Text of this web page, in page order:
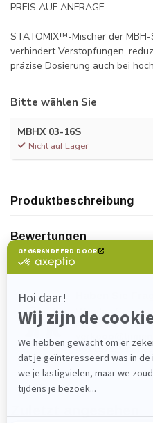
PREIS AUF ANFRAGE
STATOMIX™-Mischer der
verhindert Verstopfungen,
präzise Dosierung auch bei
Bitte wählen Sie
MBHX 03-16S
Nicht auf Lager
Produktbeschreibung
Bewertungen
Haben Sie
Wenden Sie
Kundenservice
4011571. Wir